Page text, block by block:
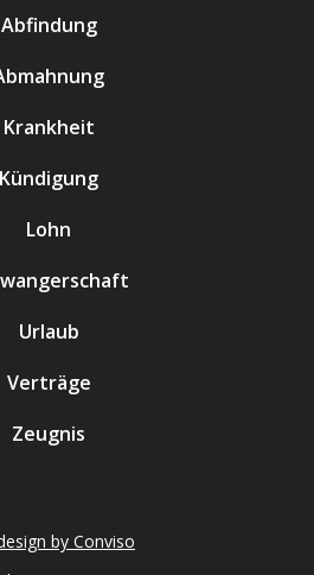
Abfindung
Krankheit
Kündigung
Lohn
Urlaub
Verträge
Zeugnis
by Conviso